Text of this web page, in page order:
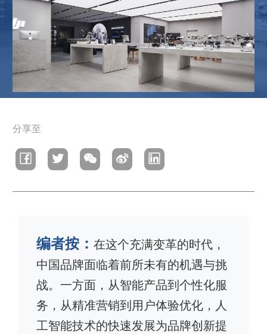
包
屑
分享至
编者按：在这个充满变革的时代，
中国品牌面临着前所未有的机遇与挑
战。一方面，从智能产品到个性化服
务，从精准营销到用户体验优化，人
工智能技术的快速发展为品牌创新提